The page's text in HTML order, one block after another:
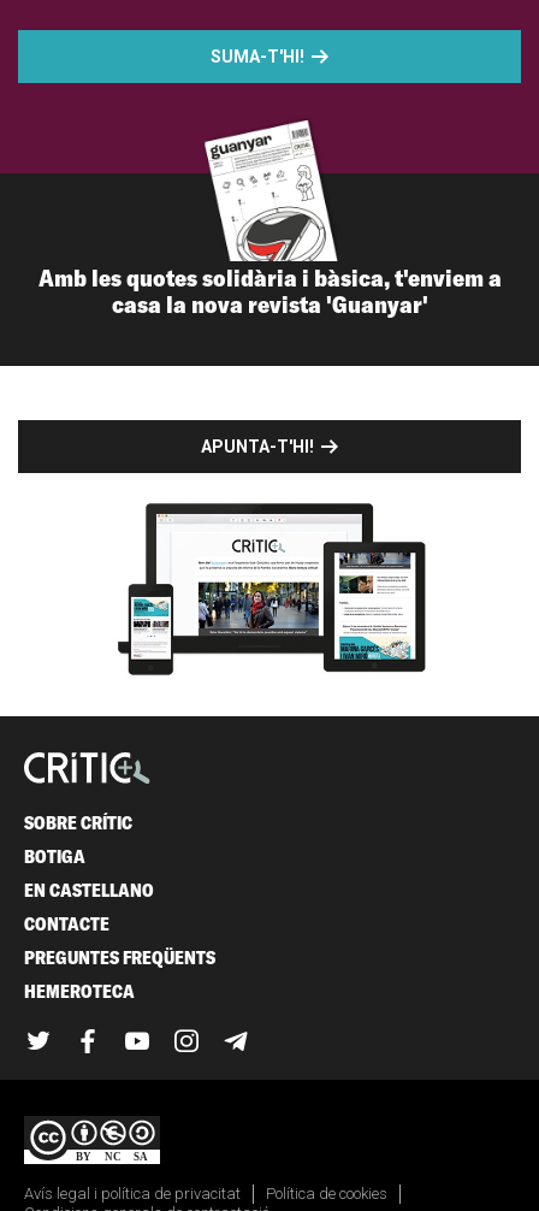
SUMA-T'HI!
Amb les quotes solidària i bàsica, t'enviem a
casa la nova revista 'Guanyar'
APUNTA-T'HI!
SOBRE CRÍTIC
BOTIGA
EN CASTELLANO
CONTACTE
PREGUNTES FREQÜENTS
HEMEROTECA
TwitterFacebook
YouTubeInstagram
Avís legal i política de privacitat
Política de cookies